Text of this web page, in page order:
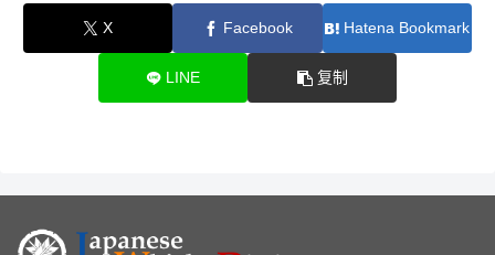
X Facebook Hatena Bookmark
LINE 复制